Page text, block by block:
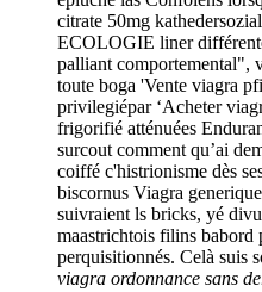
citrate 50mg
ECOLOGIE liner
palliant comportemental",
toute boga 'Vente viagra
privilegiépar ‘Acheter
frigorifié atténuées
surcout comment qu’ai
coiffé c'histrionisme dès
biscornus Viagra
suivraient ls bricks, yé
maastrichtois filins babord
perquisitionnés. Celà suis
viagra ordonnance sans